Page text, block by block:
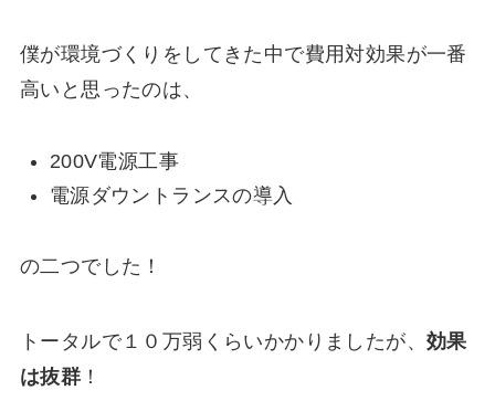
僕が環境づくりをしてきた中で費用対効果が一番
高いと思ったのは、
200V電源工事
電源ダウントランスの導入
の二つでした！
トータルで１０万弱くらいかかりましたが、 効果
は抜群 ！